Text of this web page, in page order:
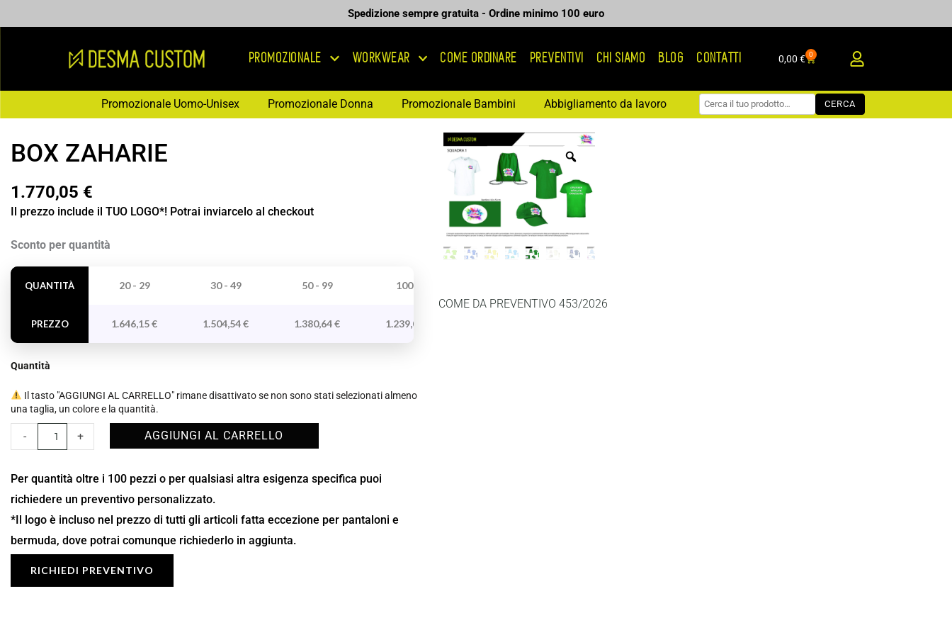
al
Spedizione sempre gratuita - Ordine minimo 100 euro
PROMOZIONALE WORKWEAR COME ORDINARE PREVENTIVI CHI SIAMO BLOG CONTATTI 0,00 € 0
Carrello
Promozionale Uomo-Unisex Promozionale Donna Promozionale Bambini Abbigliamento da lavoro CERCA
BOX ZAHARIE
1.770,05 €
Il prezzo include il TUO LOGO*! Potrai inviarcelo al checkout
Sconto per quantità
QUANTITÀ
PREZZO
20 - 29 30 - 49 50 - 99 100 +
1.646,15€ 1.504,54€ 1.380,64€ 1.239,04
Quantità
Il tasto "AGGIUNGI AL CARRELLO" rimane disattivato se non sono stati selezionati almeno
una taglia, un colore e la quantità.
-
BOX
quantità
+ AGGIUNGI AL CARRELLO
Per quantità oltre i 100 pezzi o per qualsiasi altra esigenza specifica puoi
richiedere un preventivo personalizzato.
*Il logo è incluso nel prezzo di tutti gli articoli fatta eccezione per pantaloni e
bermuda, dove potrai comunque richiederlo in aggiunta.
RICHIEDI PREVENTIVO
COME DA PREVENTIVO 453/2026